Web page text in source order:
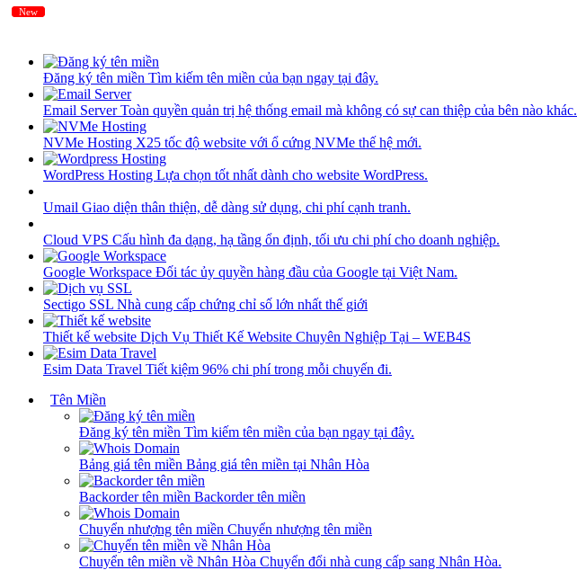
Đăng ký tên miền Tìm kiếm tên miền của bạn ngay tại đây.
Email ServerToàn quyền quản trị hệ thống email mà không có sự can thiệp của bên nào khác.
NVMe Hosting X25 tốc độ website với ổ cứng NVMe thế hệ mới.
WordPress Hosting Lựa chọn tốt nhất dành cho website WordPress.
Umail Giao diện thân thiện, dễ dàng sử dụng, chi phí cạnh tranh.
Cloud VPS Cấu hình đa dạng, hạ tầng ổn định, tối ưu chi phí cho doanh nghiệp.
Google Workspace Đối tác ủy quyền hàng đầu của Google tại Việt Nam.
Sectigo SSL Nhà cung cấp chứng chỉ số lớn nhất thế giới
Thiết kế website Dịch Vụ Thiết Kế Website Chuyên Nghiệp Tại – WEB4S
Esim Data Travel Tiết kiệm 96% chi phí trong mỗi chuyến đi.
Tên Miền
Đăng ký tên miền Tìm kiếm tên miền của bạn ngay tại đây.
Bảng giá tên miền Bảng giá tên miền tại Nhân Hòa
Backorder tên miền Backorder tên miền
Chuyển nhượng tên miền Chuyển nhượng tên miền
Chuyển tên miền về Nhân Hòa Chuyển đổi nhà cung cấp sang Nhân Hòa.
New
New